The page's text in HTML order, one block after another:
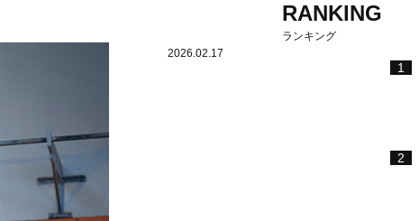
2026.02.17
RANKING
ランキング
1
2